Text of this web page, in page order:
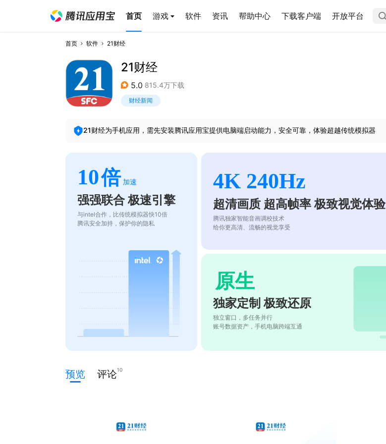
首页 游戏 软件 资讯 帮助中心 下载客户端 开放平台
首页 软件 21财经
21财经
5.0 815.4万下载
财经新闻
21财经为手机应用，需先安装腾讯应用宝提供电脑端启动能力，安全可靠，体验超越传统模拟器
10倍 加速
强强联合 极速引擎
与intel合作，比传统模拟器快10倍
腾讯安全加持，保护你的隐私
4K 240Hz
超清画质 超高帧率 极致视觉体验
腾讯独家智能音画调校技术
给你更高清、流畅的视觉享受
原生
独家定制 极致还原
独立窗口，多任务并行
账号数据资产，手机电脑跨端互通
预览 评论10